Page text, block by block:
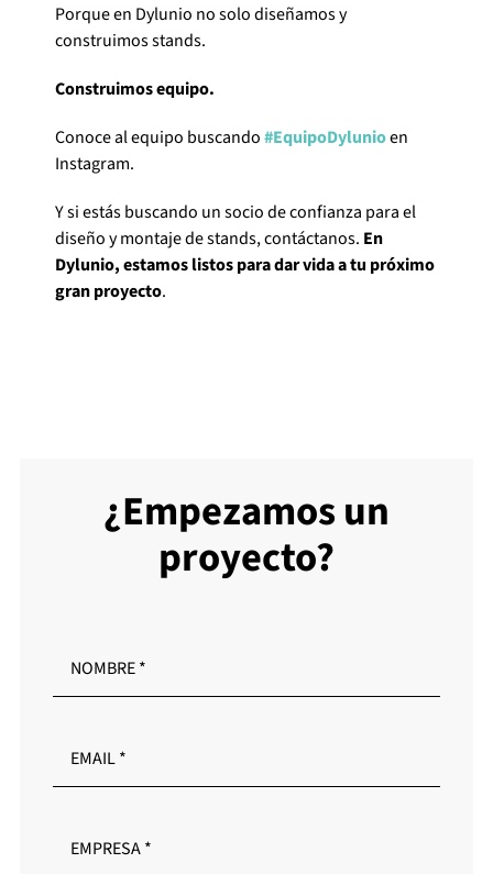
Porque en Dylunio no solo diseñamos y
construimos stands.
Construimos equipo.
Conoce al equipo buscando#EquipoDylunioen
Instagram.
Y si estás buscando un socio de confianza para el
diseño y montaje de stands, contáctanos. En
Dylunio, estamos listos para dar vida a tu próximo
gran proyecto.
¿Empezamos un
proyecto?